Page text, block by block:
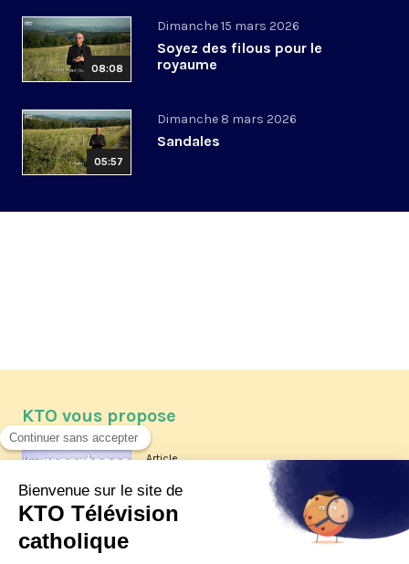
08:08
Dimanche 15 mars 2026
Soyez des filous pour le
royaume
05:57
Dimanche 8 mars 2026
Sandales
KTO vous propose
Article
Les reportages d'été 2026 de KTO